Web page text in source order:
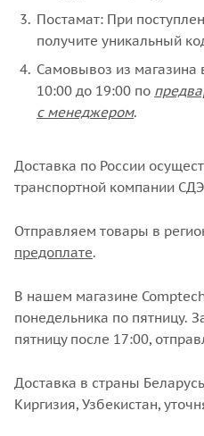
Постамат: При
получите уникальный
Самовывоз из
10:00 до 19:00 по
с менеджером.
Доставка по России
транспортной компании
Отправляем товары в
предоплате.
В нашем магазине
понедельника по пятницу.
пятницу после 17:00,
Доставка в страны
Киргизия, Узбекистан,